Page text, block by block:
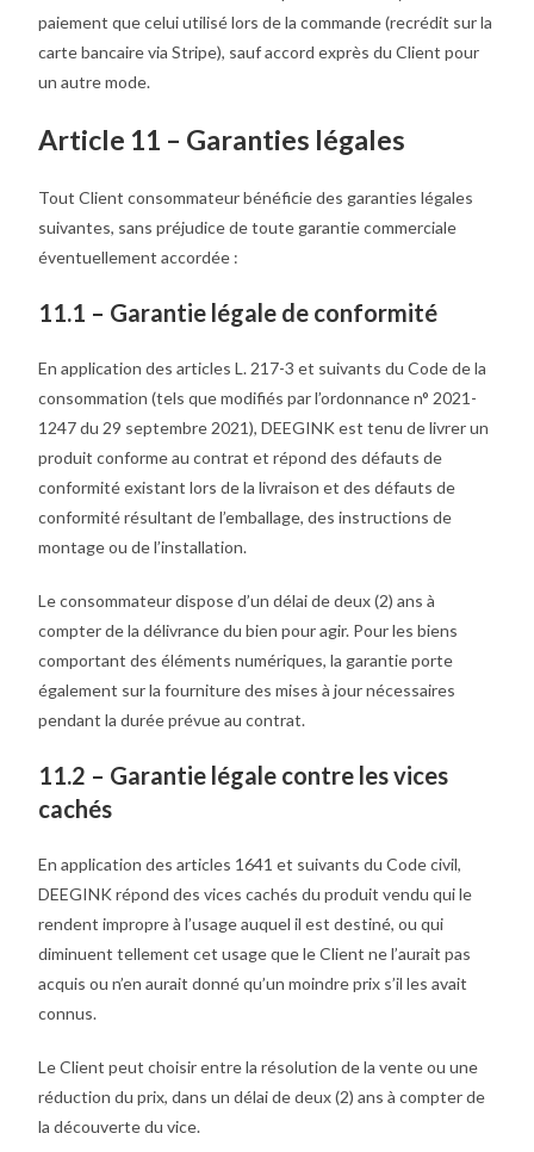
paiement que celui utilisé lors de la commande (recrédit sur la
carte bancaire via Stripe), sauf accord exprès du Client pour
un autre mode.
Article 11 – Garanties légales
Tout Client consommateur bénéficie des garanties légales
suivantes, sans préjudice de toute garantie commerciale
éventuellement accordée :
11.1 – Garantie légale de conformité
En application des articles L. 217-3 et suivants du Code de la
consommation (tels que modifiés par l’ordonnance n° 2021-
1247 du 29 septembre 2021), DEEGINK est tenu de livrer un
produit conforme au contrat et répond des défauts de
conformité existant lors de la livraison et des défauts de
conformité résultant de l’emballage, des instructions de
montage ou de l’installation.
Le consommateur dispose d’un délai de deux (2) ans à
compter de la délivrance du bien pour agir. Pour les biens
comportant des éléments numériques, la garantie porte
également sur la fourniture des mises à jour nécessaires
pendant la durée prévue au contrat.
11.2 – Garantie légale contre les vices
cachés
En application des articles 1641 et suivants du Code civil,
DEEGINK répond des vices cachés du produit vendu qui le
rendent impropre à l’usage auquel il est destiné, ou qui
diminuent tellement cet usage que le Client ne l’aurait pas
acquis ou n’en aurait donné qu’un moindre prix s’il les avait
connus.
Le Client peut choisir entre la résolution de la vente ou une
réduction du prix, dans un délai de deux (2) ans à compter de
la découverte du vice.